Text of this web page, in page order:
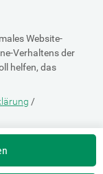
Website-
Verhaltens der
helfen, das
/
"Cookie-Erklärung"
& Sicherheit